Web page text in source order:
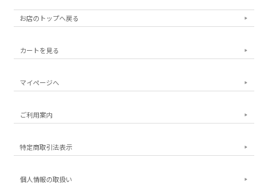
お店のトップへ戻る
カートを見る
マイページへ
ご利用案内
特定商取引法表示
個人情報の取扱い